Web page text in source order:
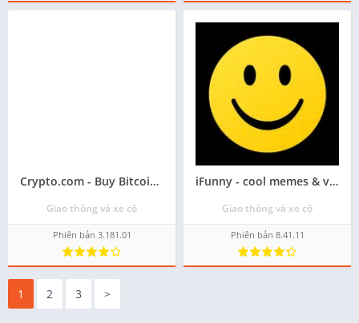
Crypto.com - Buy Bitcoin, SHIB
Giao thông và xe cộ
Phiên bản 3.181.01
iFunny - cool memes & videos
Giao thông và xe cộ
Phiên bản 8.41.11
1 2 3 >